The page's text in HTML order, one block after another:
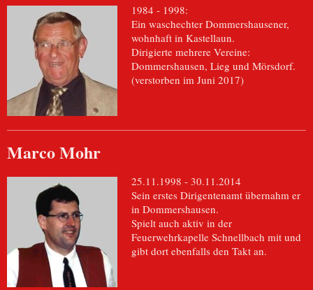
1984 - 1998 :
Ein waschechter Dommershausener,
wohnhaft in Kastellaun.
Dirigierte mehrere Vereine:
Dommershausen, Lieg und Mörsdorf.
(verstorben im Juni 2017)
Marco Mohr
25.11.1998 - 30.11.2014
Sein erstes Dirigentenamt übernahm er
in Dommershausen.
Spielt auch aktiv in der
Feuerwehrkapelle Schnellbach mit und
gibt dort ebenfalls den Takt an.